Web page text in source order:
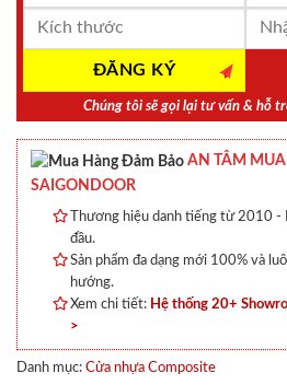
Chúng tôi sẽ gọi lại tư vấn & hỗ
AN TÂM MUA
SAIGONDOOR
Thương hiệu danh tiếng từ 2010 -
đầu.
Sản phẩm đa dạng mới 100% và
hướng.
Xem chi tiết: Hệ thống 20+
>
Danh mục: Cửa nhựa Composite